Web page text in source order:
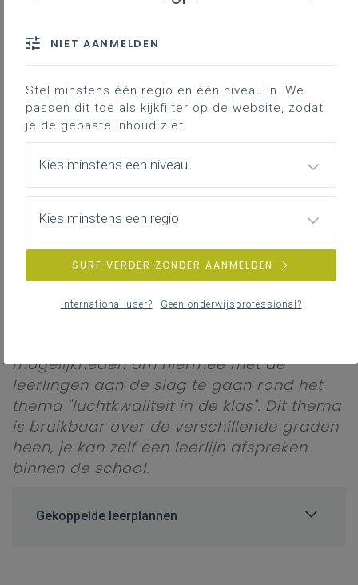
Motivatie en doelen
Inspirerend materiaal:
Hoe kun je hiermee met leerlingen aan de slag?
Downloads
Het projectAir@school
biedt heel wat
mogelijkheden om met de leerlingen aan
de slag te gaan rond het thema
luchtkwaliteit in de klas. Hieronder vind je
niet alleen inspiratie vanuit Air@school,
mogelijkheden om hiermee met de
leerlingen aan de slag te gaan rond het
thema "luchtkwaliteit in de klas". Dit thema
is bruikbaar over de verschillende graden
heen, je kan zelf een leerlijn afspreken
binnen de school.
Gekoppelde leerplannen
NIET AANMELDEN
Stel minstens één regio en één niveau in. We
passen dit toe als kijkfilter op de website, zodat
je de gepaste inhoud ziet.
Kies minstens een niveau
Kies minstens een regio
SURF VERDER ZONDER AANMELDEN
International user? Geen onderwijsprofessional?